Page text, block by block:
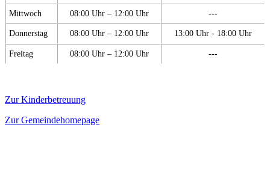
Mittwoch 08:00 Uhr – 12:00 Uhr ---
Donnerstag 08:00 Uhr – 12:00 Uhr 13:00 Uhr - 18:00 Uhr
Freitag 08:00 Uhr – 12:00 Uhr ---
Zur Kinderbetreuung
Zur Gemeindehomepage